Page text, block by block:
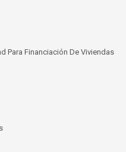
Para Financiación De Viviendas